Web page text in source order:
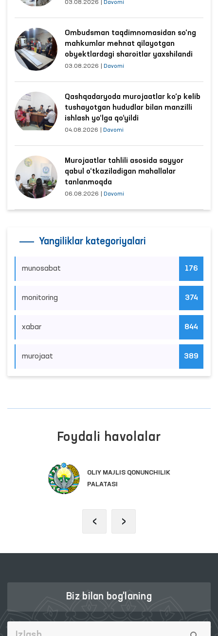
03.08.2026 Davomi
Ombudsman taqdimnomasidan so‘ng
mahkumlar mehnat qilayotgan
obyektlardagi sharoitlar yaxshilandi
03.08.2026 Davomi
Qashqadaryoda murojaatlar ko‘p kelib
tushayotgan hududlar bilan manzilli
ishlash yo‘lga qo‘yildi
04.08.2026 Davomi
Murojaatlar tahlili asosida sayyor
qabul o‘tkaziladigan mahallalar
tanlanmoqda
06.08.2026 Davomi
Yangiliklar kategoriyalari
munosabat 176
monitoring 374
xabar 844
murojaat 389
Foydali havolalar
OLIY MAJLIS QONUNCHILIK
PALATASI
‹ ›
Biz bilan bog'laning